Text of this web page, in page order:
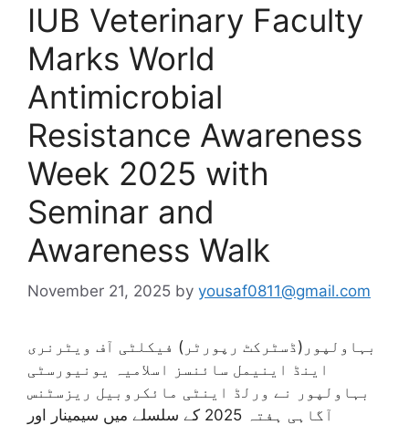
IUB Veterinary Faculty
Marks World
Antimicrobial
Resistance Awareness
Week 2025 with
Seminar and
Awareness Walk
November 21, 2025 by yousaf0811@gmail.com
بہاولپور(ڈسٹرکٹ رپورٹر) فیکلٹی آف ویٹرنری
اینڈ اینیمل سائنسز اسلامیہ یونیورسٹی
بہاولپور نے ورلڈ اینٹی مائکروبیل ریزسٹنس
آگاہی ہفتہ 2025 کے سلسلے میں سیمینار اور